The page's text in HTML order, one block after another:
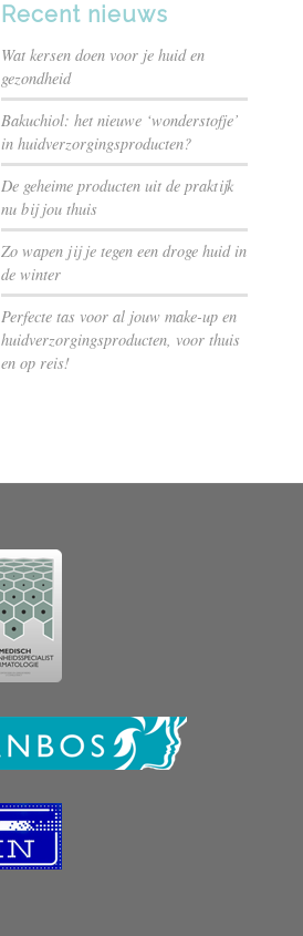
Recent nieuws
Wat kersen doen voor je huid en
gezondheid
Bakuchiol: het nieuwe ‘wonderstofje’
in huidverzorgingsproducten?
De geheime producten uit de praktijk
nu bij jou thuis
Zo wapen jij je tegen een droge huid in
de winter
Perfecte tas voor al jouw make-up en
huidverzorgingsproducten, voor thuis
en op reis!